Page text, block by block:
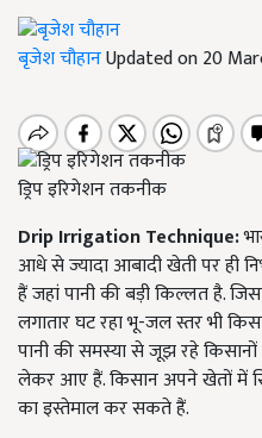
बृजेश चौहानUpdated on 20
ड्रिप इरिगेशन तकनीक
Drip Irrigation Technique:
आधे से ज्यादा आबादी खेती पर ही
हैं जहां पानी की बड़ी किल्लत है.
लगातार घट रहा भू-जल स्तर भी
पानी की समस्या से जूझ रहे
लेकर आए हैं. किसान अपने खेतों में
का इस्तेमाल कर सकते हैं.